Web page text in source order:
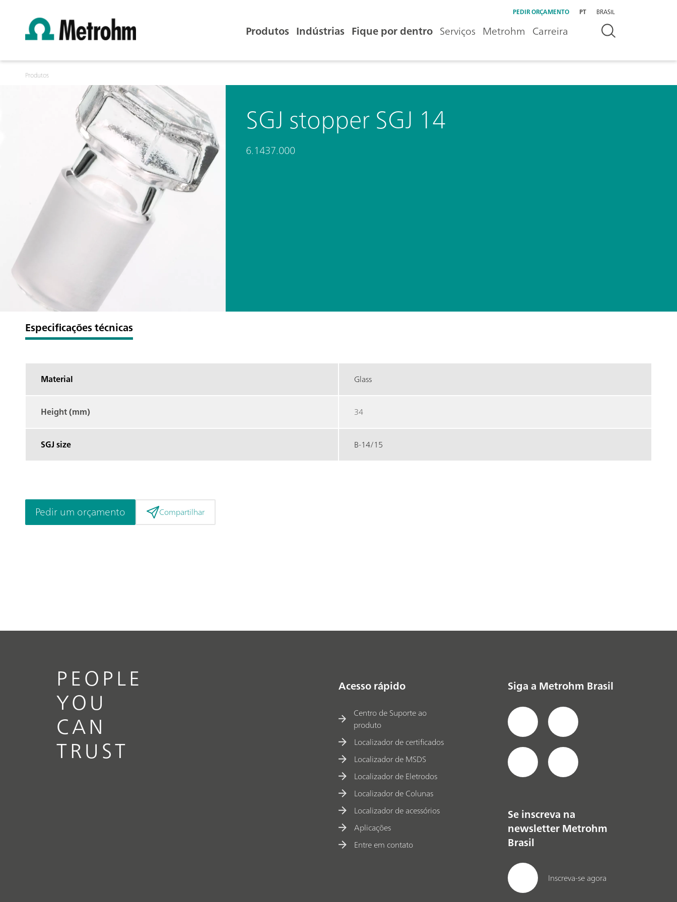
PEDIR ORÇAMENTO PT BRASIL
Produtos Indústrias Fique por dentro Serviços Metrohm Carreira
Produtos
SGJ stopper SGJ 14
6.1437.000
Especificações técnicas
Material Glass
Height (mm) 34
SGJ size B-14/15
Pedir um orçamento Compartilhar
PEOPLE
YOU
CAN
TRUST
Acesso rápido
Centro de Suporte ao
produto
Localizador de certificados
Localizador de MSDS
Localizador de Eletrodos
Localizador de Colunas
Localizador de acessórios
Aplicações
Entre em contato
Siga a Metrohm Brasil
Se inscreva na
newsletter Metrohm
Brasil
Inscreva-se agora